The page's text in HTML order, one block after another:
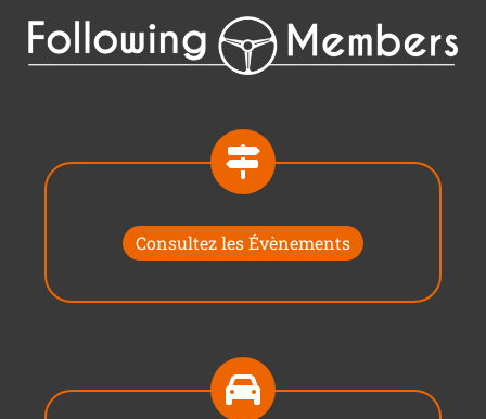
Consultez les Évènements